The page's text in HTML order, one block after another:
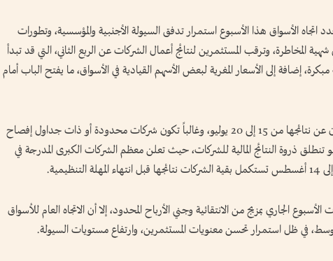
اتجاه الأسواق هذا الأسبوع استمرار تدفق السيولة الأجنبية والمؤسسية، وتطورات
المخاطرة، وترقب المستثمرين لنتائج أعمال الشركات عن الربع الثاني، التي قد تبدأ
إضافة إلى الأسعار المغرية لبعض الأسهم القيادية في الأسواق، ما يفتح الباب أمام
وتبدأ أولى الشركات بالإعلان عن نتائجها من 15 إلى 20 يوليو، وغالباً تكون شركات محدودة أو ذات جداول إفصاح
ومن 24 إلى 31 يوليو تنطلق ذروة النتائج المالية للشركات، حيث تعلن معظم الشركات الكبرى المدرجة في
الجاري بمزيج من الانتقائية وجني الأرباح المحدود، إلا أن الاتجاه العام للأسواق
في ظل استمرار تحسن معنويات المستثمرين، وارتفاع مستويات السيولة.